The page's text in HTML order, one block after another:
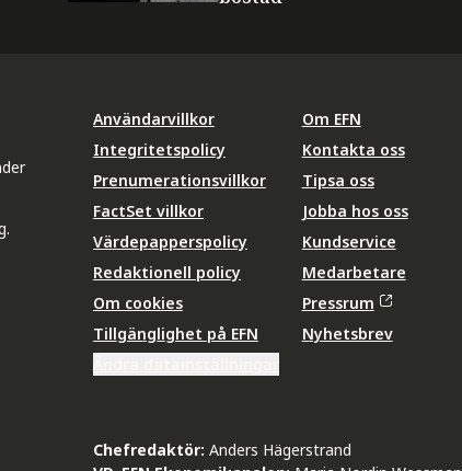
Användarvillkor
Integritetspolicy
Prenumerationsvillkor
FactSet villkor
Värdepapperspolicy
Redaktionell policy
Om cookies
Tillgänglighet på EFN
Om EFN
Kontakta oss
Tipsa oss
Jobba hos oss
Kundservice
Medarbetare
Pressrum
Nyhetsbrev
Chefredaktör: Anders Hägerstrand